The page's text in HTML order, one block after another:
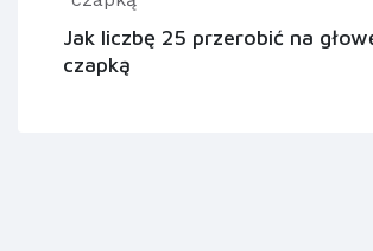
Jak liczbę 25 przerobić na
czapką